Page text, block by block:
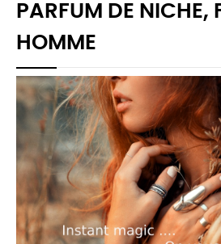
PARFUM DE NICHE,
HOMME